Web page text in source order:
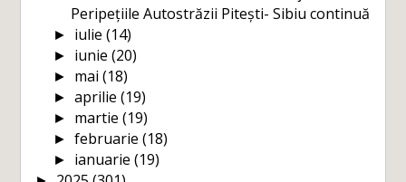
Peripețiile Autostrăzii Pitești- Sibiu continuă
► iulie (14)
► iunie (20)
► mai (18)
► aprilie (19)
► martie (19)
► februarie (18)
► ianuarie (19)